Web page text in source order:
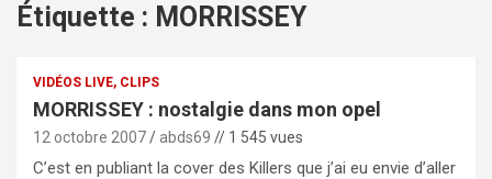
Étiquette : MORRISSEY
VIDÉOS LIVE, CLIPS
MORRISSEY : nostalgie dans mon opel
12 octobre 2007 abds69 // 1 545 vues
C’est en publiant la cover des Killers que j’ai eu envie d’aller